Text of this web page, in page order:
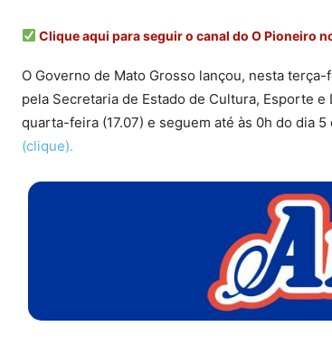
Clique aqui para seguir o canal do O Pioneiro
O Governo de Mato Grosso lançou, nesta
pela Secretaria de Estado de Cultura,
quarta-feira (17.07) e seguem até às 0h do dia
(clique).